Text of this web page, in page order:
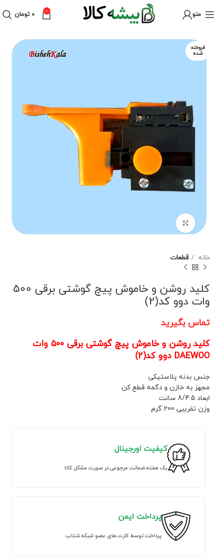
منو 0 ۰ تومان
فروخته
شده
خانه قطعات
کلید روشن و خاموش پیچ گوشتی برقی 500
وات دوو کد(2)
تماس بگیرید
کلید روشن و خاموش پیچ گوشتی برقی 500 وات
DAEWOO دوو کد(2)
جنس بدنه پلاستیکی
مجهز به خازن و دگمه قطع کن
ابعاد 8/4.5 سانت
وزن تقریبی 200 گرم
کیفیت اورجینال
یک هفته ضمانت مرجوعی در صورت مشکل کالا
پرداخت ایمن
پرداخت توسط کارت های عضو شبکه شتاب